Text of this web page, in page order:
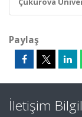
Paylaş
İletişim